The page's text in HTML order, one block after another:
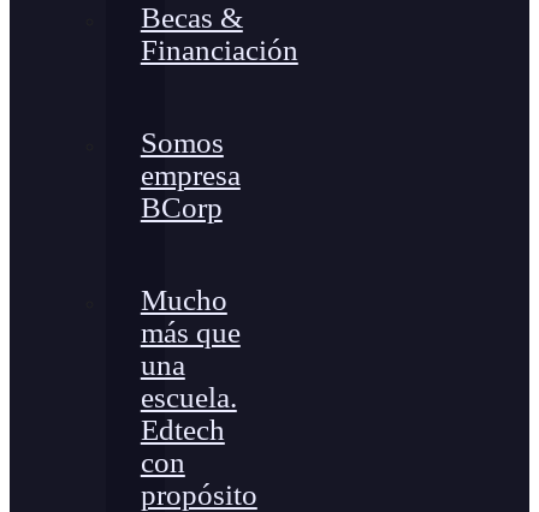
Becas &
Financiación
Somos
empresa
BCorp
Mucho
más que
una
escuela.
Edtech
con
propósito